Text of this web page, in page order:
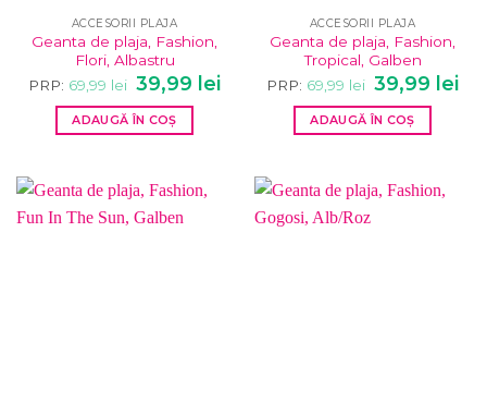
ACCESORII PLAJA
Geanta de plaja, Fashion,
Flori, Albastru
PRP: 69,99 lei Prețul
inițial
a
fost:
69,99 lei.
39,99 leiPrețul
curent
ADAUGĂ ÎN COȘ
ACCESORII PLAJA
Geanta de plaja, Fashion,
Tropical, Galben
PRP: 69,99 lei Prețul
inițial
a
fost:
69,99 lei.
39,99 lei
ADAUGĂ ÎN COȘ